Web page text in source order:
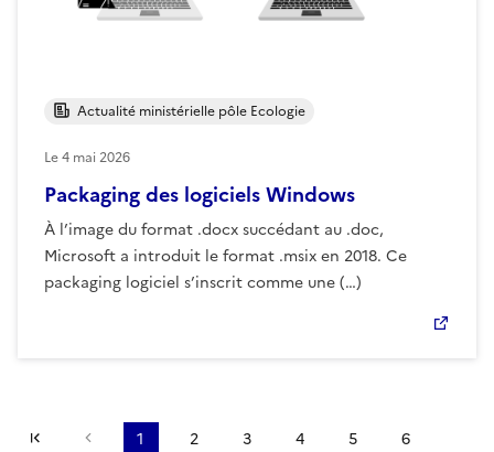
Packaging des logiciels Windows
À l’image du format .docx succédant au .doc,
Microsoft a introduit le format .msix en 2018. Ce
packaging logiciel s’inscrit comme une (…)
Actualité ministérielle pôle Ecologie
Le4 mai 2026
Première pagePage précédente
1 2 3 4 5 6